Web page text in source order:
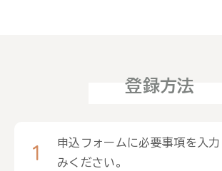
登録方法
申込フォームに必要事項を入
みください。